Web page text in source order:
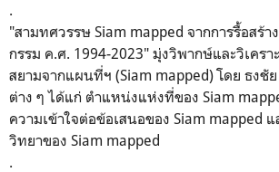
.
"สามทศวรรษ Siam mapped จากการรื้อสร้า
กรรม ค.ศ. 1994-2023" มุ่งวิพากษ์และวิเคร
สยามจากแผนที่ฯ (Siam mapped) โดย ธงชั
ต่าง ๆ ได้แก่ ตำแหน่งแห่งที่ของ Siam
ความเข้าใจต่อข้อเสนอของ Siam mapped
วิทยาของ Siam mapped
.